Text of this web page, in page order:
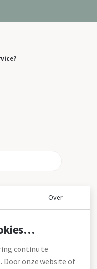
Over
continu te
onze website of